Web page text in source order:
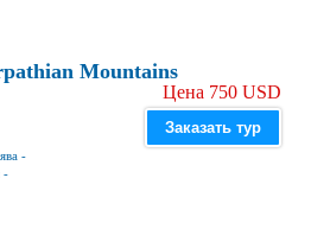
Mountains
-
-
Цена 750 USD
Заказать тур